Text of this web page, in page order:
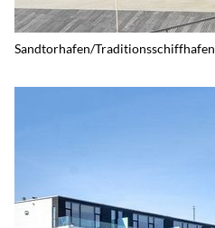
Sandtorhafen/Traditionsschiffhafen